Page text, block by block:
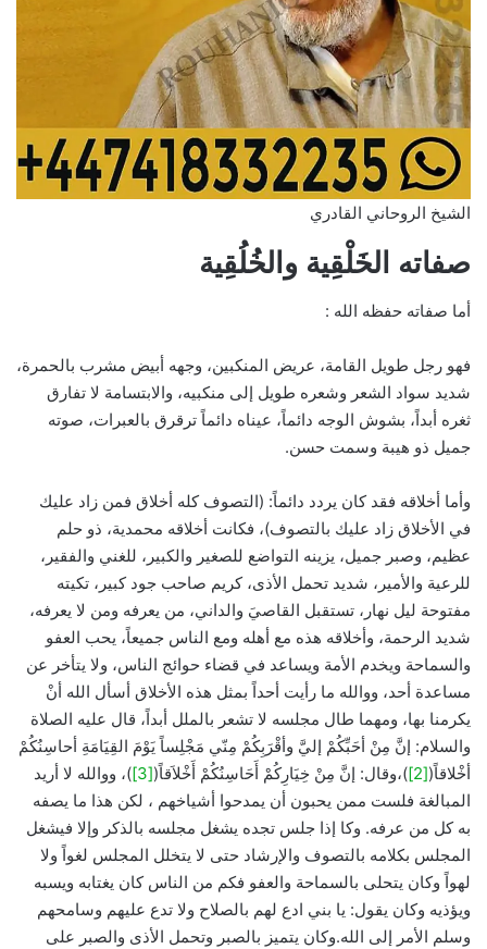
الشيخ الروحاني القادري
صفاته الخَلْقِية والخُلُقِية
أما صفاته حفظه الله :
فهو رجل طويل القامة، عريض المنكبين، وجهه أبيض مشرب بالحمرة،
شديد سواد الشعر وشعره طويل إلى منكبيه، والابتسامة لا تفارق
ثغره أبداً، بشوش الوجه دائماً، عيناه دائماً ترقرق بالعبرات، صوته
جميل ذو هيبة وسمت حسن.
وأما أخلاقه فقد كان يردد دائماً: (التصوف كله أخلاق فمن زاد عليك
في الأخلاق زاد عليك بالتصوف)، فكانت أخلاقه محمدية، ذو حلم
عظيم، وصبر جميل، يزينه التواضع للصغير والكبير، للغني والفقير،
للرعية والأمير، شديد تحمل الأذى، كريم صاحب جود كبير، تكيته
مفتوحة ليل نهار، تستقبل القاصيَ والداني، من يعرفه ومن لا يعرفه،
شديد الرحمة، وأخلاقه هذه مع أهله ومع الناس جميعاً، يحب العفو
والسماحة ويخدم الأمة ويساعد في قضاء حوائج الناس، ولا يتأخر عن
مساعدة أحد، ووالله ما رأيت أحداً بمثل هذه الأخلاق أسأل الله أنْ
يكرمنا بها، ومهما طال مجلسه لا تشعر بالملل أبداً، قال عليه الصلاة
والسلام: إنَّ مِنْ أحَبِّكُمْ إليَّ وأقْرَبِكُمْ مِنّي مَجْلِساً يَوْمَ القِيَامَةِ أحاسِنُكُمْ
أخْلاقاً([2] )،وقال: إنَّ مِنْ خِيَارِكُمْ أَحَاسِنُكُمْ أَخْلاَقاً([3]
)، ووالله لا أريد
المبالغة فلست ممن يحبون أن يمدحوا أشياخهم ، لكن هذا ما يصفه
به كل من عرفه. وكا إذا جلس تجده يشغل مجلسه بالذكر وإلا فيشغل
المجلس بكلامه بالتصوف والإرشاد حتى لا يتخلل المجلس لغواً ولا
لهواً وكان يتحلى بالسماحة والعفو فكم من الناس كان يغتابه ويسبه
ويؤذيه وكان يقول: يا بني ادع لهم بالصلاح ولا تدع عليهم وسامحهم
وسلم الأمر إلى الله.وكان يتميز بالصبر وتحمل الأذى والصبر على